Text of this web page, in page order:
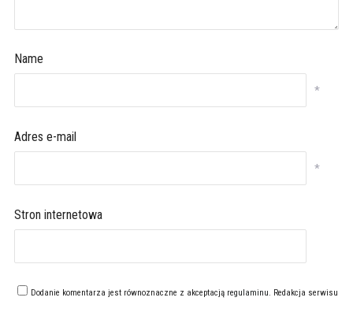
Name
*
Adres e-mail
*
Stron internetowa
Dodanie komentarza jest równoznaczne z akceptacją regulaminu. Redakcja serwisu